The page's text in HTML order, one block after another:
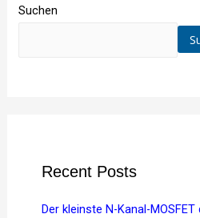
Suchen
Recent Posts
Der kleinste N-Kanal-